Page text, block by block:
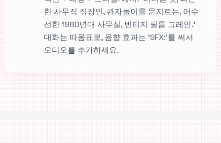
한 사무직 직장인, 관자놀이를 문지르는, 어수
선한 1980년대 사무실, 빈티지 필름 그레인.'
대화는 따옴표로, 음향 효과는 'SFX:'를 써서
오디오를 추가하세요.